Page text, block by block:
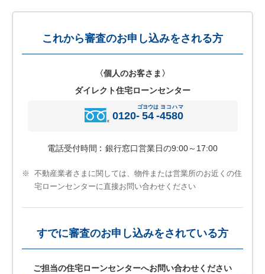
これから審査のお申し込みをされる方
〈個人のお客さま〉
ダイレクト住宅ローンセンター
0120- 54
ゴヨウは
-4580
ヨコハマ
電話受付時間 銀行窓口営業日の9:00～17:00
※
不動産業者さまに関しては、物件または営業所のお近くの住
宅ローンセンターに直接お問い合わせください
すでに審査のお申し込みをされている方
ご担当の住宅ローンセンターへお問い合わせください